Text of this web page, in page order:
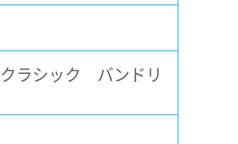
ラシック バンドリ